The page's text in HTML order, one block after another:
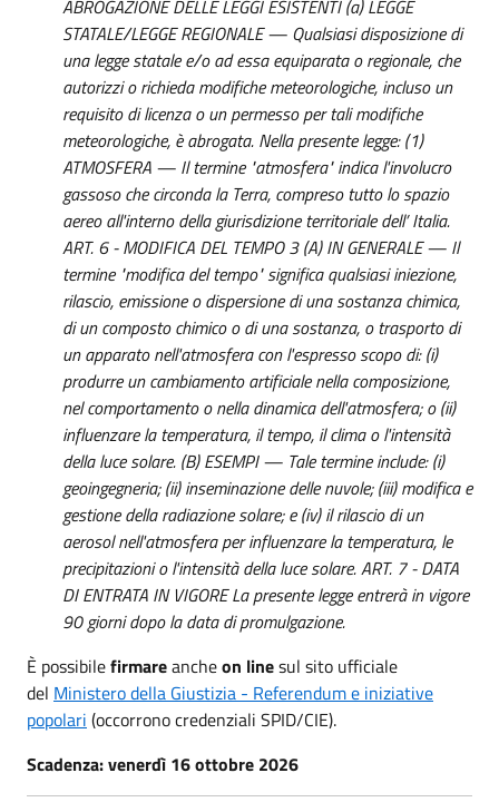
ABROGAZIONE DELLE LEGGI ESISTENTI (a) LEGGE
STATALE/LEGGE REGIONALE — Qualsiasi disposizione di
una legge statale e/o ad essa equiparata o regionale, che
autorizzi o richieda modifiche meteorologiche, incluso un
requisito di licenza o un permesso per tali modifiche
meteorologiche, è abrogata. Nella presente legge: (1)
ATMOSFERA — Il termine "atmosfera" indica l'involucro
gassoso che circonda la Terra, compreso tutto lo spazio
aereo all'interno della giurisdizione territoriale dell’ Italia.
ART. 6 - MODIFICA DEL TEMPO 3 (A) IN GENERALE — Il
termine "modifica del tempo" significa qualsiasi iniezione,
rilascio, emissione o dispersione di una sostanza chimica,
di un composto chimico o di una sostanza, o trasporto di
un apparato nell'atmosfera con l'espresso scopo di: (i)
produrre un cambiamento artificiale nella composizione,
nel comportamento o nella dinamica dell'atmosfera; o (ii)
influenzare la temperatura, il tempo, il clima o l'intensità
della luce solare. (B) ESEMPI — Tale termine include: (i)
geoingegneria; (ii) inseminazione delle nuvole; (iii) modifica e
gestione della radiazione solare; e (iv) il rilascio di un
aerosol nell'atmosfera per influenzare la temperatura, le
precipitazioni o l'intensità della luce solare. ART. 7 - DATA
DI ENTRATA IN VIGORE La presente legge entrerà in vigore
90 giorni dopo la data di promulgazione.
È possibilefirmareancheon linesul sito ufficiale
del Ministero della Giustizia - Referendum e iniziative
popolari (occorrono credenziali SPID/CIE).
Scadenza: venerdì 16 ottobre 2026